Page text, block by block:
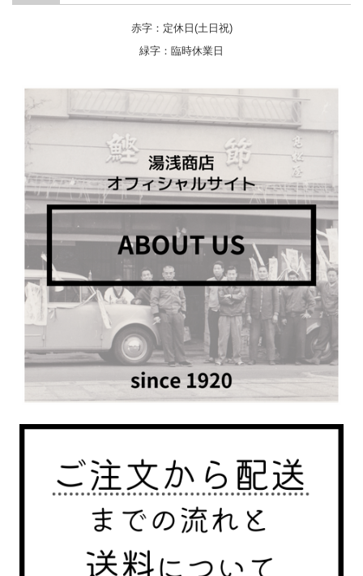
赤字：定休日(土日祝)
緑字：臨時休業日